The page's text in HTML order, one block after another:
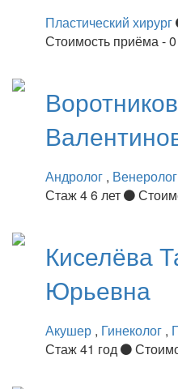
Пластический хирург
Стоимость приёма - 0
Андролог , Венеролог
Стаж 4 6 лет
Киселёва
Юрьевна
Акушер , Гинеколог ,
Стаж 41 год